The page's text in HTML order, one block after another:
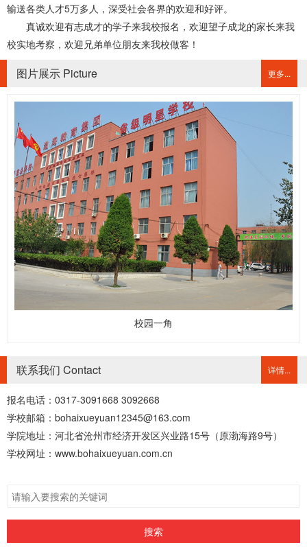
输送各类人才5万多人，深受社会各界的欢迎和好评。
真诚欢迎有志成才的学子来我校报名，欢迎望子成龙的家长来我
校实地考察，欢迎兄弟单位朋友来我校做客！
更多...
图片展示 Picture
校园一角
详情...
联系我们 Contact
报名电话：0317-3091668 3092668
学校邮箱：bohaixueyuan12345@163.com
学院地址：河北省沧州市经济开发区兴业路15号（原渤海路9号）
学校网址：www.bohaixueyuan.com.cn